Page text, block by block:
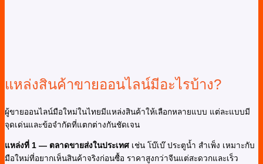
แหล่งสินค้าขายออนไลน์มีอะไรบ้าง?
ผู้ขายออนไลน์มือใหม่ในไทยมีแหล่งสินค้าให้เลือกหลายแบบ แต่ละแบบมี
จุดเด่นและข้อจำกัดที่แตกต่างกันชัดเจน
แหล่งที่ 1 — ตลาดขายส่งในประเทศ เช่น โบ๊เบ๊ ประตูน้ำ สำเพ็ง เหมาะกับ
มือใหม่ที่อยากเห็นสินค้าจริงก่อนซื้อ ราคาสูงกว่าจีนแต่สะดวกและเร็ว